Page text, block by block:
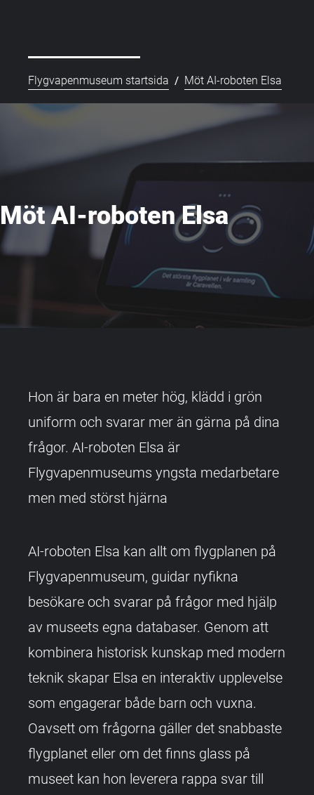
Flygvapenmuseum startsida / Möt AI-roboten Elsa
Möt AI-roboten Elsa
Hon är bara en meter hög, klädd i grön
uniform och svarar mer än gärna på dina
frågor. AI-roboten Elsa är
Flygvapenmuseums yngsta medarbetare
men med störst hjärna
AI-roboten Elsa kan allt om flygplanen på
Flygvapenmuseum, guidar nyfikna
besökare och svarar på frågor med hjälp
av museets egna databaser. Genom att
kombinera historisk kunskap med modern
teknik skapar Elsa en interaktiv upplevelse
som engagerar både barn och vuxna.
Oavsett om frågorna gäller det snabbaste
flygplanet eller om det finns glass på
museet kan hon leverera rappa svar till